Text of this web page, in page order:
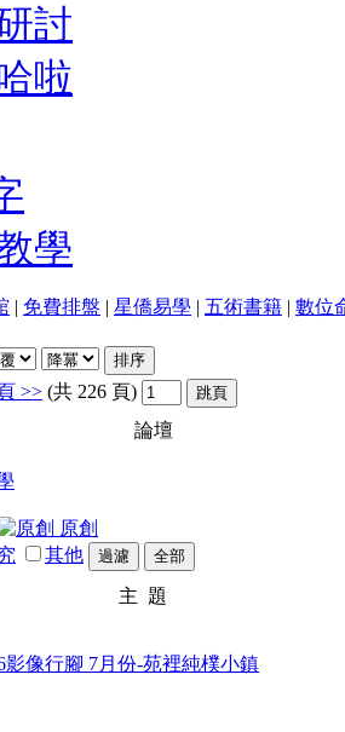
討
啦
學
| 免費排盤 | 星僑易學 | 五術書籍 | 數位
>> (共 226 頁)
論壇
原創
其他
主 題
影像行腳 7月份-苑裡純樸小鎮